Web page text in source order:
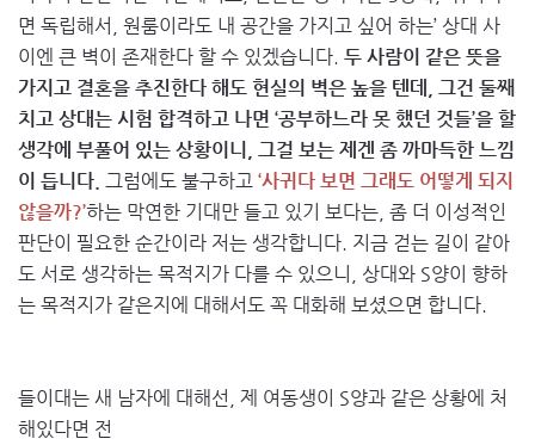
면 독립해서, 원룸이라도 내 공간을 가지고 싶어 하는’ 상대 사
이엔 큰 벽이 존재한다 할 수 있겠습니다. 두 사람이 같은 뜻을
가지고 결혼을 추진한다 해도 현실의 벽은 높을 텐데, 그건 둘째
치고 상대는 시험 합격하고 나면 ‘공부하느라 못 했던 것들’을 할
생각에 부풀어 있는 상황이니, 그걸 보는 제겐 좀 까마득한 느낌
이 듭니다. 그럼에도 불구하고 ‘사귀다 보면 그래도 어떻게 되지
않을까?’하는 막연한 기대만 들고 있기 보다는, 좀 더 이성적인
판단이 필요한 순간이라 저는 생각합니다. 지금 걷는 길이 같아
도 서로 생각하는 목적지가 다를 수 있으니, 상대와 S양이 향하
는 목적지가 같은지에 대해서도 꼭 대화해 보셨으면 합니다.
들이대는 새 남자에 대해선, 제 여동생이 S양과 같은 상황에 처
해있다면 전